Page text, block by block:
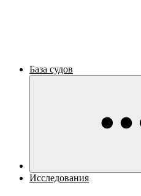
База судов
Исследования